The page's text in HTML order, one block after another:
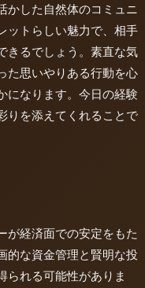
かした自然体のコミュニ
ットらしい魅力で、相手
きるでしょう。素直な気
た思いやりある行動を心
になります。今日の経験
りを添えてくれることで
が経済面での安定をもた
的な資金管理と賢明な投
られる可能性がありま